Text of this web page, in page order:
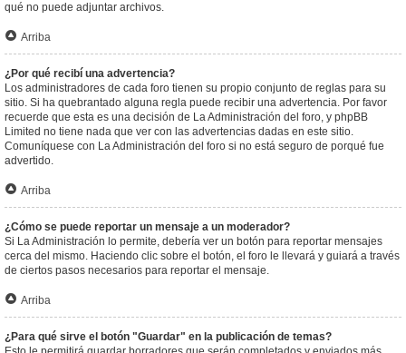
qué no puede adjuntar archivos.
Arriba
¿Por qué recibí una advertencia?
Los administradores de cada foro tienen su propio conjunto de reglas para su
sitio. Si ha quebrantado alguna regla puede recibir una advertencia. Por favor
recuerde que esta es una decisión de La Administración del foro, y phpBB
Limited no tiene nada que ver con las advertencias dadas en este sitio.
Comuníquese con La Administración del foro si no está seguro de porqué fue
advertido.
Arriba
¿Cómo se puede reportar un mensaje a un moderador?
Si La Administración lo permite, debería ver un botón para reportar mensajes
cerca del mismo. Haciendo clic sobre el botón, el foro le llevará y guiará a través
de ciertos pasos necesarios para reportar el mensaje.
Arriba
¿Para qué sirve el botón "Guardar" en la publicación de temas?